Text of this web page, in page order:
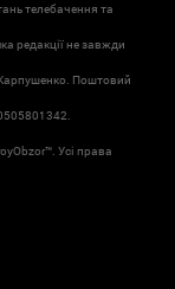
телебачення та
редакції не завжди
Карпушенко. Поштовий
Усі права